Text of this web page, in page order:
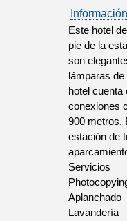
Este hotel
pie de la
son
lámparas
hotel
conexiones
900 metros.
estación de
Servicios
Aplanchado
Lavandería